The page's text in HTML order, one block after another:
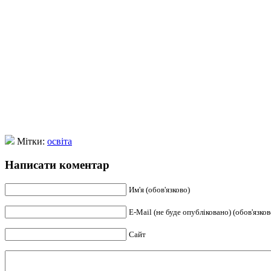
Мітки: освіта
Написати коментар
Им'я (обов'язково)
E-Mail (не буде опубліковано)
Сайт